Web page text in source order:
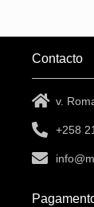
Contacto
v.
+258